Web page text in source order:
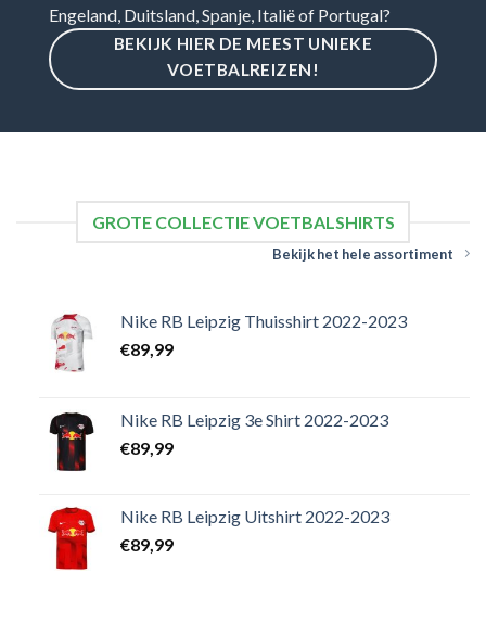
Engeland, Duitsland, Spanje, Italië of Portugal?
BEKIJK HIER DE MEEST UNIEKE
VOETBALREIZEN!
GROTE COLLECTIE VOETBALSHIRTS
Bekijk het hele assortiment
Nike RB Leipzig Thuisshirt 2022-2023
€89,99
Nike RB Leipzig 3e Shirt 2022-2023
€89,99
Nike RB Leipzig Uitshirt 2022-2023
€89,99